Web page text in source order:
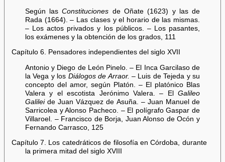
Según lasConstituciones de Oñate (1623) y las de
Rada (1664). – Las clases y el horario de las mismas.
– Los actos privados y los públicos. – Los pasantes,
los exámenes y la obtención de los grados, 111
Capítulo 6. Pensadores independientes del siglo XVII
Antonio y Diego de León Pinelo. – El Inca Garcilaso de
la Vega y los Diálogos de Arraor. – Luis de Tejeda y su
concepto del amor, según Platón. – El platónico Blas
Valera y el escotista Jerónimo Valera. – ElGalileo
Galileide Juan Vázquez de Asuña. – Juan Manuel de
Sarricolea y Alonso Pacheco. – El polígrafo Gaspar de
Villaroel. – Francisco de Borja, Juan Alonso de Ocón y
Fernando Carrasco, 125
Capítulo 7. Los catedráticos de filosofía en Córdoba, durante
la primera mitad del siglo XVIII